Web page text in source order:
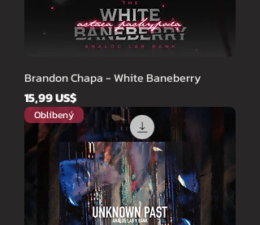
Brandon Chapa - White Baneberry
Cena
15,99 US$
Oblíbený